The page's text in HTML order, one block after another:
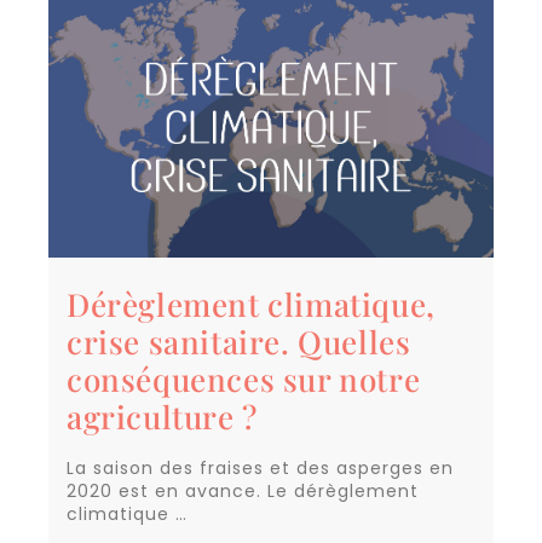
Dérèglement climatique,
crise sanitaire. Quelles
conséquences sur notre
agriculture ?
La saison des fraises et des asperges en
2020 est en avance. Le dérèglement
climatique …